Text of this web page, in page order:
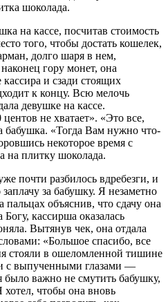
шоколада.
на кассе, посчитав стоимость
того, чтобы достать кошелек,
долго шаря в нем,
гору монет, она
кассира и сзади стоящих
к концу. Всю мелочь
девушке на кассе.
не хватает». «Это все,
бабушка. «Тогда Вам нужно что-
некоторое время с
на плитку шоколада.
почти разбилось вдребезги, и
за бабушку. Я незаметно
пальцах объяснив, что сдачу она
кассирша оказалась
Вытянув чек, она отдала
«Большое спасибо, все
стояли в ошеломленной тишине
с выпученными глазами —
было важно не смутить бабушку,
чтобы она вновь